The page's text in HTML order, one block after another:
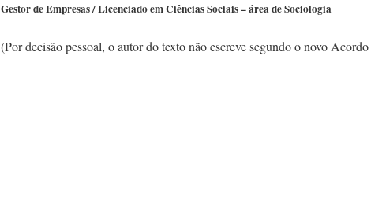
Gestor de Empresas / Licenciado em Ciências Sociais – área de Sociologia
(Por decisão pessoal, o autor do texto não escreve segundo o novo